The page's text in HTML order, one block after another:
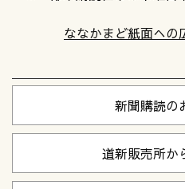
ななかまど紙面への
新聞購読の
道新販売所か